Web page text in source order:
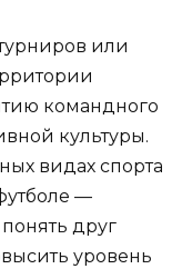
или
командного
культуры.
видах спорта
—
друг
уровень